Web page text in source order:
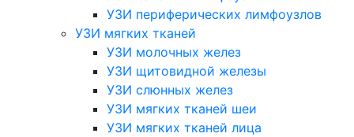
УЗИ периферических лимфоузлов
УЗИ мягких тканей
УЗИ молочных желез
УЗИ щитовидной железы
УЗИ слюнных желез
УЗИ мягких тканей шеи
УЗИ мягких тканей лица